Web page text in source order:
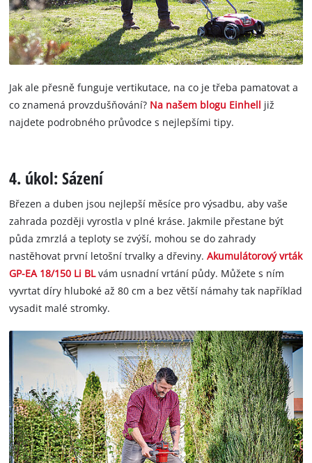
Jak ale přesně funguje vertikutace, na co je třeba pamatovat a
co znamená provzdušňování? Na našem blogu Einhell již
najdete podrobného průvodce s nejlepšími tipy.
4. úkol: Sázení
Březen a duben jsou nejlepší měsíce pro výsadbu, aby vaše
zahrada později vyrostla v plné kráse. Jakmile přestane být
půda zmrzlá a teploty se zvýší, mohou se do zahrady
nastěhovat první letošní trvalky a dřeviny.Akumulátorový vrták
GP-EA 18/150 Li BL vám usnadní vrtání půdy. Můžete s ním
vyvrtat díry hluboké až 80 cm a bez větší námahy tak například
vysadit malé stromky.